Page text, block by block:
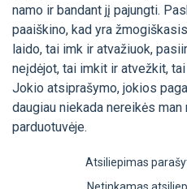
namo ir bandant jį pajungti.
paaiškino, kad yra
laido, tai imk ir atvažiuok,
neįdėjot, tai imkit ir atvežkit,
Jokio atsiprašymo, jokios
daugiau niekada nereikės
parduotuvėje.
Atsiliepimas